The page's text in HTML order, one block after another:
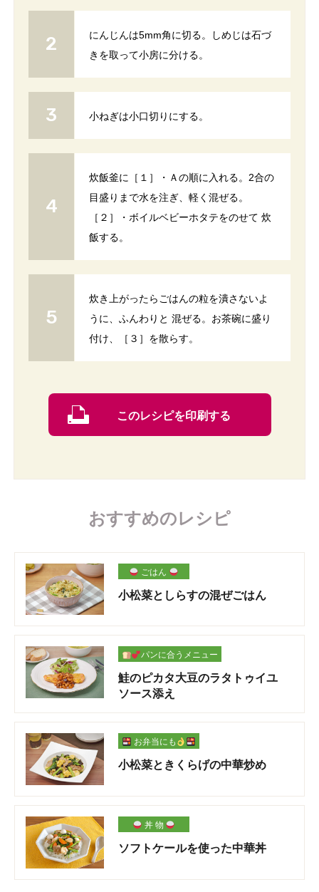
にんじんは5mm角に切る。しめじは石づ
きを取って小房に分ける。
小ねぎは小口切りにする。
炊飯釜に［１］・Ａの順に入れる。2合の
目盛りまで水を注ぎ、軽く混ぜる。
［２］・ボイルベビーホタテをのせて 炊
飯する。
炊き上がったらごはんの粒を潰さないよ
うに、ふんわりと 混ぜる。お茶碗に盛り
付け、［３］を散らす。
このレシピを印刷する
おすすめのレシピ
ごはん
小松菜としらすの混ぜごはん
パンに合うメニュー
鮭のピカタ大豆のラタトゥイユ
ソース添え
お弁当にも
小松菜ときくらげの中華炒め
丼 物
ソフトケールを使った中華丼